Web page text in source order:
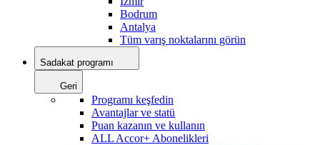
Bodrum
Antalya
Tüm varış noktalarını görün
Sadakat programı
Geri
Programı keşfedin
Avantajlar ve statü
Puan kazanın ve kullanın
ALL Accor+ Abonelikleri